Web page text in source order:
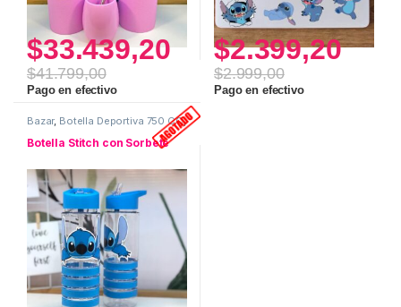
$33.439,20
$41.799,00
Pago en efectivo
$2.399,20
$2.999,00
Pago en efectivo
Bazar, Botella Deportiva 750 CC,
Stitch
Botella Stitch con Sorbete